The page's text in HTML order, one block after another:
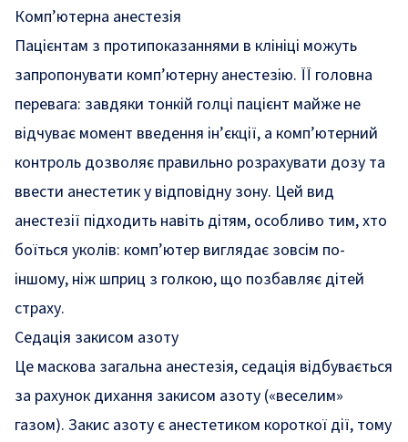
Комп’ютерна анестезія
Пацієнтам з протипоказаннями в клініці можуть
запропонувати комп’ютерну анестезію. ЇЇ головна
перевага: завдяки тонкій голці пацієнт майже не
відчуває момент введення ін’єкції, а комп’ютерний
контроль дозволяє правильно розрахувати дозу та
ввести анестетик у відповідну зону. Цей вид
анестезії підходить навіть дітям, особливо тим, хто
боїться уколів: комп’ютер виглядає зовсім по-
іншому, ніж шприц з голкою, що позбавляє дітей
страху.
Седація закисом азоту
Це маскова загальна анестезія, седація відбувається
за рахунок дихання закисом азоту («веселим»
газом). Закис азоту є анестетиком короткої дії, тому